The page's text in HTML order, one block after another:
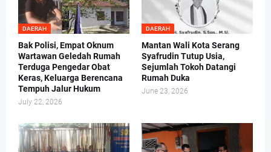
DAERAH
Bak Polisi, Empat Oknum
Wartawan Geledah Rumah
Terduga Pengedar Obat
Keras, Keluarga Berencana
Tempuh Jalur Hukum
July 22, 2026
DAERAH
Mantan Wali Kota Serang
Syafrudin Tutup Usia,
Sejumlah Tokoh Datangi
Rumah Duka
June 23, 2026